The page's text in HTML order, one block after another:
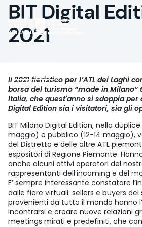
Salta
principale
BIT Digital
2021
Il 2021 fieristico per l’ATL dei Laghi
borsa del turismo “made in
Italia, che quest'anno si sdoppia
Digital Edition sia i visitatori, sia gli
BIT Milano Digital Edition, nella
maggio) e pubblico (12-14 maggio),
del Distretto e delle altre ATL
espositori di Regione Piemonte.
anche alcuni attivi operatori del
rappresentanti dell’incoming e del
E’ sempre interessante constatare
dalle fiere virtuali: sellers e buyers
provenienti da tutto il mondo hanno
incontrarsi e creare nuove relazioni
meetings mirati e predefiniti, che